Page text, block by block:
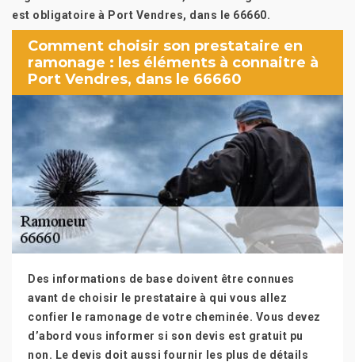
est obligatoire à Port Vendres, dans le 66660.
Comment choisir son prestataire en
ramonage : les éléments à connaitre à
Port Vendres, dans le 66660
Des informations de base doivent être connues
avant de choisir le prestataire à qui vous allez
confier le ramonage de votre cheminée. Vous devez
d’abord vous informer si son devis est gratuit pu
non. Le devis doit aussi fournir les plus de détails